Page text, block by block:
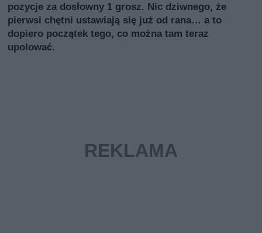
pozycje za dosłowny 1 grosz. Nic dziwnego, że
pierwsi chętni ustawiają się już od rana… a to
dopiero początek tego, co można tam teraz
upolować.